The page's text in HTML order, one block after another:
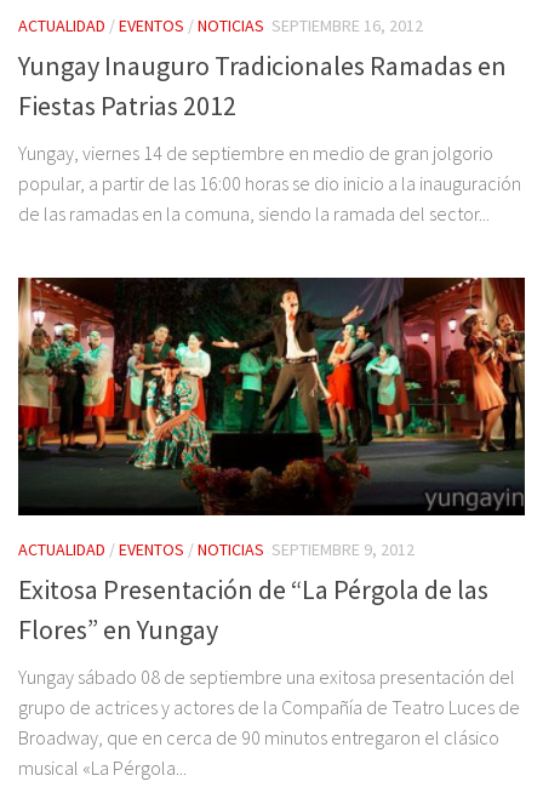
ACTUALIDAD /EVENTOS /NOTICIAS SEPTIEMBRE 16, 2012
Yungay Inauguro Tradicionales Ramadas en
Fiestas Patrias 2012
Yungay, viernes 14 de septiembre en medio de gran jolgorio
popular, a partir de las 16:00 horas se dio inicio a la inauguración
de las ramadas en la comuna, siendo la ramada del sector...
ACTUALIDAD /EVENTOS /NOTICIAS SEPTIEMBRE 9, 2012
Exitosa Presentación de “La Pérgola de las
Flores” en Yungay
Yungay sábado 08 de septiembre una exitosa presentación del
grupo de actrices y actores de la Compañía de Teatro Luces de
Broadway, que en cerca de 90 minutos entregaron el clásico
musical «La Pérgola...